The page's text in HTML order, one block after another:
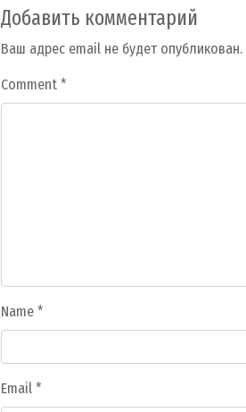
Добавить комментарий
Ваш адрес email не будет опубликован.
Comment *
Name *
Email *